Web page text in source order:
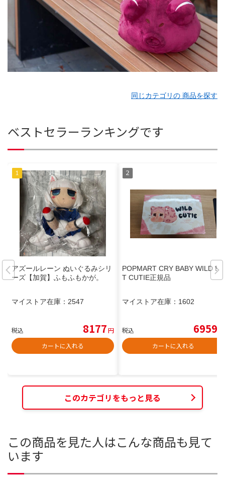
同じカテゴリの 商品を探す
ベストセラーランキングです
アズールレーン ぬいぐるみシリ
ーズ【加賀】ふもふもかが。
マイストア在庫： 2547
税込 8177円
カートに入れる
POPMART CRY BABY WILD BU
T CUTIE正規品
マイストア在庫： 1602
税込 6959
カートに入れる
このカテゴリをもっと見る
この商品を見た人はこんな商品も見て
います